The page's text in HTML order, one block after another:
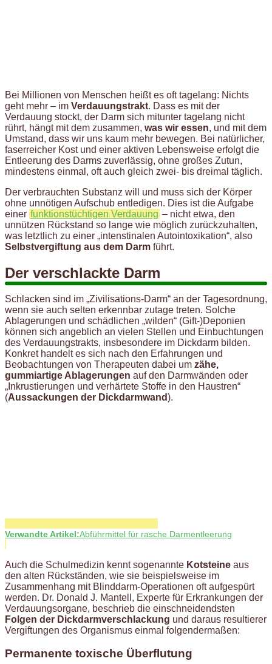
Bei Millionen von Menschen heißt es oft tagelang: Nichts
geht mehr – im Verdauungstrakt. Dass es mit der
Verdauung stockt, der Darm sich mitunter tagelang nicht
rührt, hängt mit dem zusammen, was wir essen, und mit dem
Umstand, dass wir uns kaum mehr bewegen. Bei natürlicher,
faserreicher Kost und einer aktiven Lebensweise erfolgt die
Entleerung des Darms zuverlässig, ohne großes Zutun,
mindestens einmal, oft auch gleich zwei- bis dreimal täglich.
Der verbrauchten Substanz will und muss sich der Körper
ohne unnötigen Aufschub entledigen. Dies ist die Aufgabe
einer funktionstüchtigen Verdauung – nicht etwa, den
unnützen Rückstand so lange wie möglich zurückzuhalten,
was letztlich zu einer „intenstinalen Autointoxikation“, also
Selbstvergiftung aus dem Darm führt.
Der verschlackte Darm
Schlacken sind im „Zivilisations-Darm“ an der Tagesordnung,
wenn sie auch selten erkennbar zutage treten. Solche
Ablagerungen und schädlichen „wilden“ (Gift-)Deponien
können sich angeblich an vielen Stellen und Einbuchtungen
des Verdauungstrakts, insbesondere im Dickdarm bilden.
Konkret handelt es sich nach den Erfahrungen und
Beobachtungen von Therapeuten dabei um zähe,
gummiartige Ablagerungen auf den Darmwänden oder
„Inkrustierungen und verhärtete Stoffe in den Haustren“
(Aussackungen der Dickdarmwand).
Verwandte Artikel:Abführmittel für rasche Darmentleerung
Auch die Schulmedizin kennt sogenannte Kotsteine aus
den alten Rückständen, wie sie beispielsweise im
Zusammenhang mit Blinddarm-Operationen oft aufgespürt
werden. Dr. Donald J. Mantell, Experte für Erkrankungen der
Verdauungsorgane, beschrieb die einschneidendsten
Folgen der Dickdarmverschlackung und daraus resultierer
Vergiftungen des Organismus einmal folgendermaßen:
Permanente toxische Überflutung